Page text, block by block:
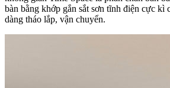
bàn bằng khớp gắn sắt sơn tĩnh điện cực kì
dàng tháo lắp, vận chuyển.